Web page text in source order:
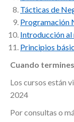
Tácticas de
Programación
Introducción al
Principios
Cuando
Los cursos están
2024
Por consultas o